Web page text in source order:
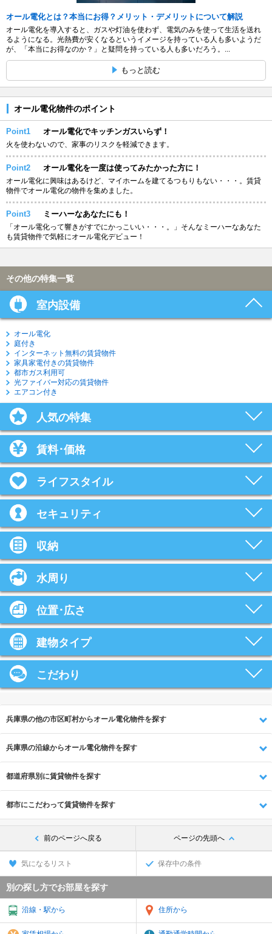
オール電化とは？本当にお得？メリット・デメリットについて解説
オール電化を導入すると、ガスや灯油を使わず、電気のみを使って生活を送れ
るようになる。光熱費が安くなるというイメージを持っている人も多いようだ
が、「本当にお得なのか？」と疑問を持っている人も多いだろう。...
もっと読む
オール電化物件のポイント
Point1 オール電化でキッチンガスいらず！
火を使わないので、家事のリスクを軽減できます。
Point2 オール電化を一度は使ってみたかった方に！
オール電化に興味はあるけど、マイホームを建てるつもりもない・・・。賃貸
物件でオール電化の物件を集めました。
Point3 ミーハーなあなたにも！
「オール電化って響きがすでにかっこいい・・・。」そんなミーハーなあなた
も賃貸物件で気軽にオール電化デビュー！
その他の特集一覧
室内設備
オール電化
庭付き
インターネット無料の賃貸物件
家具家電付きの賃貸物件
都市ガス利用可
光ファイバー対応の賃貸物件
エアコン付き
人気の特集
賃料･価格
ライフスタイル
セキュリティ
収納
水周り
位置･広さ
建物タイプ
こだわり
兵庫県の他の市区町村からオール電化物件を探す
兵庫県の沿線からオール電化物件を探す
都道府県別に賃貸物件を探す
都市にこだわって賃貸物件を探す
前のページへ戻る ページの先頭へ
気になるリスト 保存中の条件
別の探し方でお部屋を探す
沿線・駅から 住所から